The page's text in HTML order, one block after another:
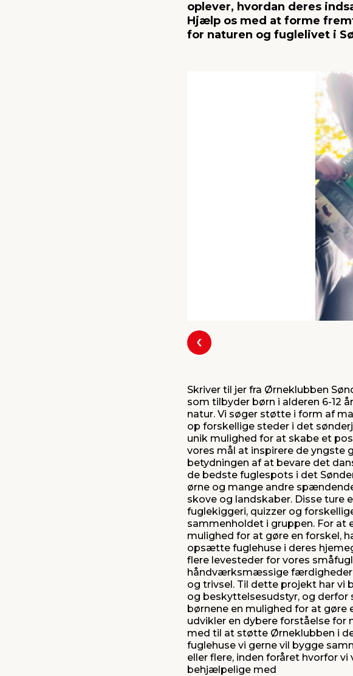
oplever, hvordan deres
Hjælp os med at forme
for naturen og fuglelivet i
Forrige
Skriver til jer fra Ørneklubben
som tilbyder børn i alderen 6-12
natur. Vi søger støtte i form af
op forskellige steder i det
unik mulighed for at skabe et
vores mål at inspirere de yngste
betydningen af at bevare det
de bedste fuglespots i det
ørne og mange andre
skove og landskaber. Disse
fuglekiggeri, quizzer og
sammenholdet i gruppen. For at
mulighed for at gøre en forskel,
opsætte fuglehuse i deres
flere levesteder for vores
håndværksmæssige færdigheder
og trivsel. Til dette projekt har
og beskyttelsesudstyr, og derfor
børnene en mulighed for at
udvikler en dybere forståelse for
med til at støtte Ørneklubben i
fuglehuse vi gerne vil bygge
eller flere, inden foråret hvorfor
behjælpelige med